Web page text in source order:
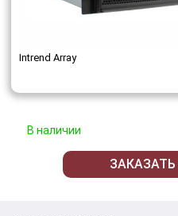
Intrend Array
В наличии
ЗАКАЗАТЬ